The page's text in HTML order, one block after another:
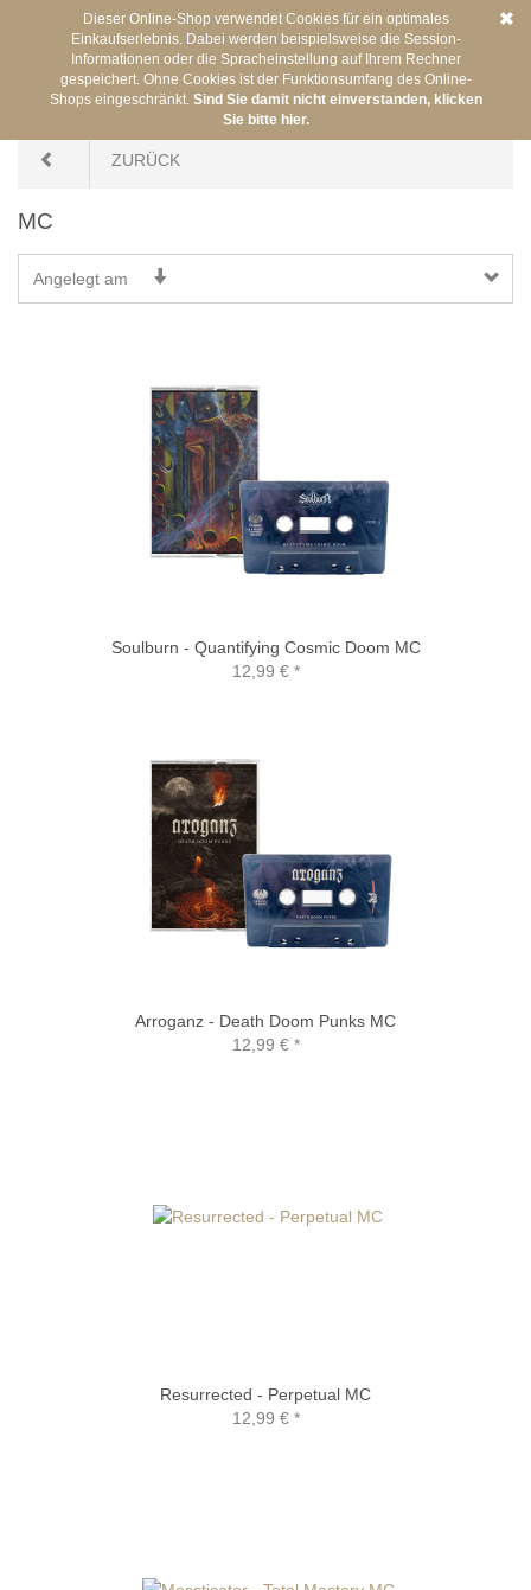
Dieser Online-Shop verwendet Cookies für ein optimales
Einkaufserlebnis. Dabei werden beispielsweise die Session-
Informationen oder die Spracheinstellung auf Ihrem Rechner
gespeichert. Ohne Cookies ist der Funktionsumfang des Online-
Shops eingeschränkt. Sind Sie damit nicht einverstanden, klicken
Sie bitte hier.
Sie sind hier:/MC
ZURÜCK
MC
Angelegt am
Soulburn - Quantifying Cosmic Doom MC
12,99 €*
Arroganz - Death Doom Punks MC
12,99 €*
Resurrected - Perpetual MC
12,99 €*